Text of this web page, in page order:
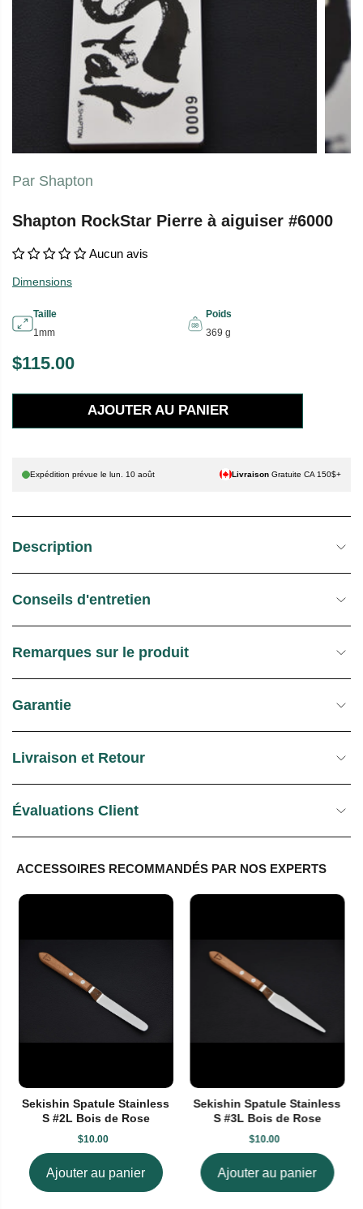
Par Shapton
Shapton RockStar Pierre à aiguiser #6000
Aucun avis
Dimensions
Taille
1mm
Poids
369 g
P
R
X
T
L
$115.00
AJOUTER AU PANIER
Expédition prévue lelun. 10 août Livraison Gratuite CA 150$+
Description
Conseils d'entretien
Remarques sur le produit
Garantie
Livraison et Retour
Évaluations Client
ACCESSOIRES RECOMMANDÉS PAR NOS EXPERTS
Sekishin Spatule Stainless
S #2L Bois de Rose
$10.00
Ajouter au panier
Sekishin Spatule Stainless
S #3L Bois de Rose
$10.00
Ajouter au panier